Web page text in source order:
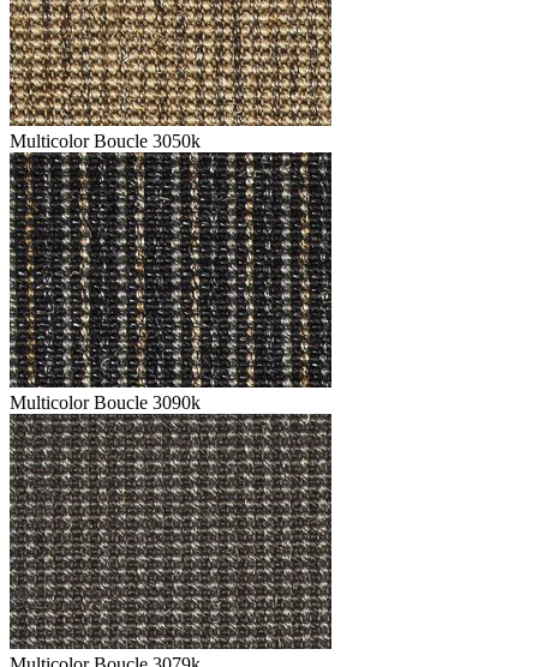
Multicolor Boucle 3050k
Multicolor Boucle 3090k